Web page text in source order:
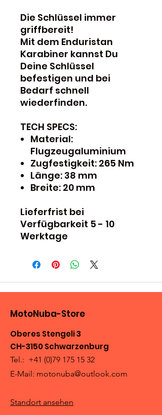
Die Schlüssel immer
griffbereit!
Mit dem Enduristan
Karabiner kannst Du
Deine Schlüssel
befestigen und bei
Bedarf schnell
wiederfinden.
TECH SPECS:
Material:
Flugzeugaluminium
Zugfestigkeit: 265 Nm
Länge: 38 mm
Breite: 20 mm
Lieferfrist bei
Verfügbarkeit 5 - 10
Werktage
MotoNuba-Store
Oberes Stengeli 3
CH-3150 Schwarzenburg
Tel.: +41 (0)79 175 15 32
E-Mail: motonuba@outlook.com
Standort ansehen